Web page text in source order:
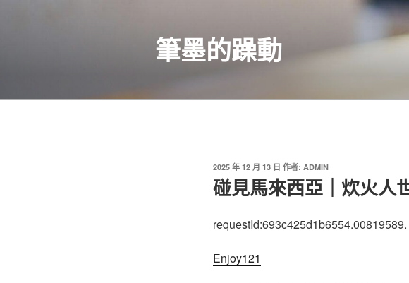
筆墨的躁動
發
佈
於
2025 年 12 月 13 日 作者: ADMIN
碰見馬來西亞｜炊火人
requestId:693c425d1b6554.00819589.
Enjoy121